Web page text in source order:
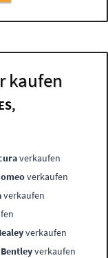
kaufen
verkaufen
verkaufen
verkaufen
verkaufen
Bentleyverkaufen